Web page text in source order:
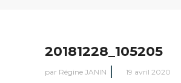
20181228_105205
par Régine JANIN 19 avril 2020